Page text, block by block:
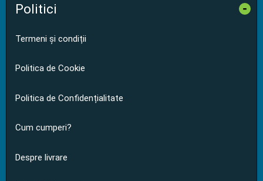
Politici -
Termeni și condiții
Politica de Cookie
Politica de Confidențialitate
Cum cumperi?
Despre livrare